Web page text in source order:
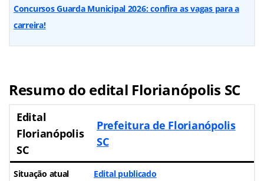
Concursos Guarda Municipal 2026: confira as vagas para a
carreira!
Resumo do edital Florianópolis SC
Edital
Florianópolis
SC
Prefeitura de Florianópolis
SC
Situação atual Edital publicado